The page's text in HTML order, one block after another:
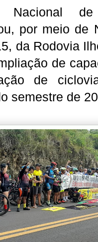
Nacional
por meio de
da Rodovia
de
de
semestre de